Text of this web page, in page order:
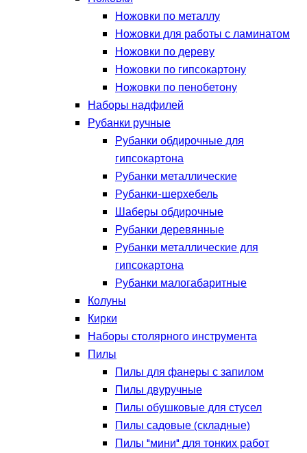
Ножовки по металлу
Ножовки для работы с ламинатом
Ножовки по дереву
Ножовки по гипсокартону
Ножовки по пенобетону
Наборы надфилей
Рубанки ручные
Рубанки обдирочные для
гипсокартона
Рубанки металлические
Рубанки-шерхебель
Шаберы обдирочные
Рубанки деревянные
Рубанки металлические для
гипсокартона
Рубанки малогабаритные
Колуны
Кирки
Наборы столярного инструмента
Пилы
Пилы для фанеры с запилом
Пилы двуручные
Пилы обушковые для стусел
Пилы садовые (складные)
Пилы "мини" для тонких работ